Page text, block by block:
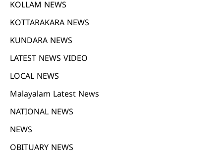
KOLLAM NEWS
KOTTARAKARA NEWS
KUNDARA NEWS
LATEST NEWS VIDEO
LOCAL NEWS
Malayalam Latest News
NATIONAL NEWS
NEWS
OBITUARY NEWS